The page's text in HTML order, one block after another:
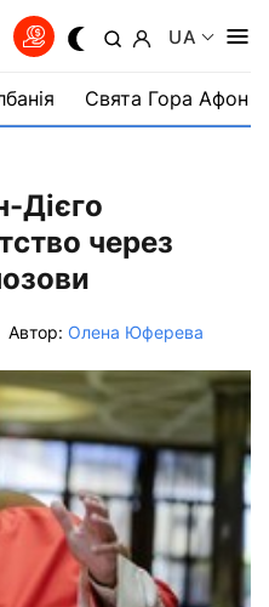
UA
Свята Гора Афон
Дієго
через
Автор: Олена Юферева